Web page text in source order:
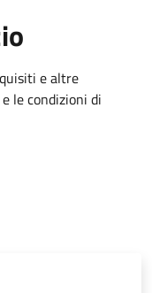
e altre
le condizioni di